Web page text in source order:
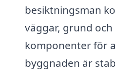
besiktningsman
väggar, grund
komponenter för
byggnaden är